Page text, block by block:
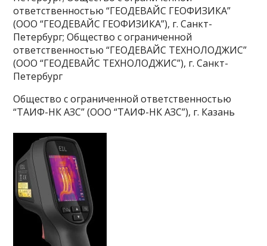
ответственностью “ГЕОДЕВАЙС ГЕОФИЗИКА”
(ООО “ГЕОДЕВАЙС ГЕОФИЗИКА”), г. Санкт-
Петербург; Общество с ограниченной
ответственностью “ГЕОДЕВАЙС ТЕХНОЛОДЖИС”
(ООО “ГЕОДЕВАЙС ТЕХНОЛОДЖИС”), г. Санкт-
Петербург
Общество с ограниченной ответственностью
“ТАИФ-НК АЗС” (ООО “ТАИФ-НК АЗС”), г. Казань